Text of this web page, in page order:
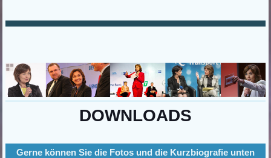
DOWNLOADS
Gerne können Sie die Fotos und die Kurzbiografie unten